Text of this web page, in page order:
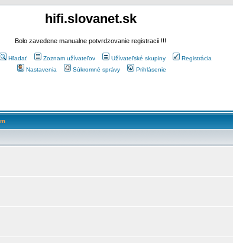
hifi.slovanet.sk
Bolo zavedene manualne potvrdzovanie registracii !!!
Hľadať Zoznam užívateľov Užívateľské skupiny
Registrácia
Nastavenia
Súkromné správy Prihlásenie